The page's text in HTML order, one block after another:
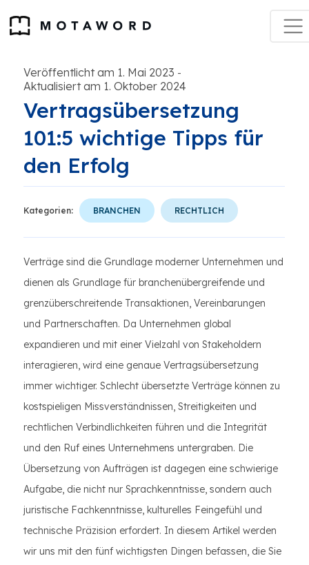
Veröffentlicht am 1. Mai 2023 -
Aktualisiert am 1. Oktober 2024
Vertragsübersetzung
101:5 wichtige Tipps für
den Erfolg
Kategorien: BRANCHEN RECHTLICH
Verträge sind die Grundlage moderner Unternehmen und
dienen als Grundlage für branchenübergreifende und
grenzüberschreitende Transaktionen, Vereinbarungen
und Partnerschaften. Da Unternehmen global
expandieren und mit einer Vielzahl von Stakeholdern
interagieren, wird eine genaue Vertragsübersetzung
immer wichtiger. Schlecht übersetzte Verträge können zu
kostspieligen Missverständnissen, Streitigkeiten und
rechtlichen Verbindlichkeiten führen und die Integrität
und den Ruf eines Unternehmens untergraben. Die
Übersetzung von Aufträgen ist dagegen eine schwierige
Aufgabe, die nicht nur Sprachkenntnisse, sondern auch
juristische Fachkenntnisse, kulturelles Feingefühl und
technische Präzision erfordert. In diesem Artikel werden
wir uns mit den fünf wichtigsten Dingen befassen, die Sie